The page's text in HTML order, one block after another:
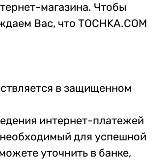
магазина. Чтобы
Вас, что TOCHKA.COM
в защищенном
интернет-платежей
необходимый для успешной
уточнить в банке,